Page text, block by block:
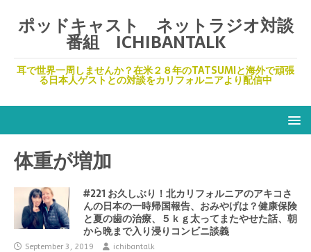
ポッドキャスト ネットラジオ対談
番組 ICHIBANTALK
耳で世界一周しませんか？在米２８年のTATSUMIと海外で頑張
る日本人ゲストとの対談をカリフォルニアより配信中
体重が増加
#221 お久しぶり！北カリフォルニアのアキコさ
んの日本の一時帰国報告、おみやげは？健康保険
と夏の歯の治療、５ｋｇ太ってまたやせた話、朝
から晩まで入り浸りコンビニ談義
September 3, 2019 ichibantalk